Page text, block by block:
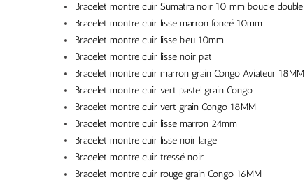
Bracelet montre cuir Sumatra noir 10 mm boucle double
Bracelet montre cuir lisse marron foncé 10mm
Bracelet montre cuir lisse bleu 10mm
Bracelet montre cuir lisse noir plat
Bracelet montre cuir marron grain Congo Aviateur 18MM
Bracelet montre cuir vert pastel grain Congo
Bracelet montre cuir vert grain Congo 18MM
Bracelet montre cuir lisse marron 24mm
Bracelet montre cuir lisse noir large
Bracelet montre cuir tressé noir
Bracelet montre cuir rouge grain Congo 16MM